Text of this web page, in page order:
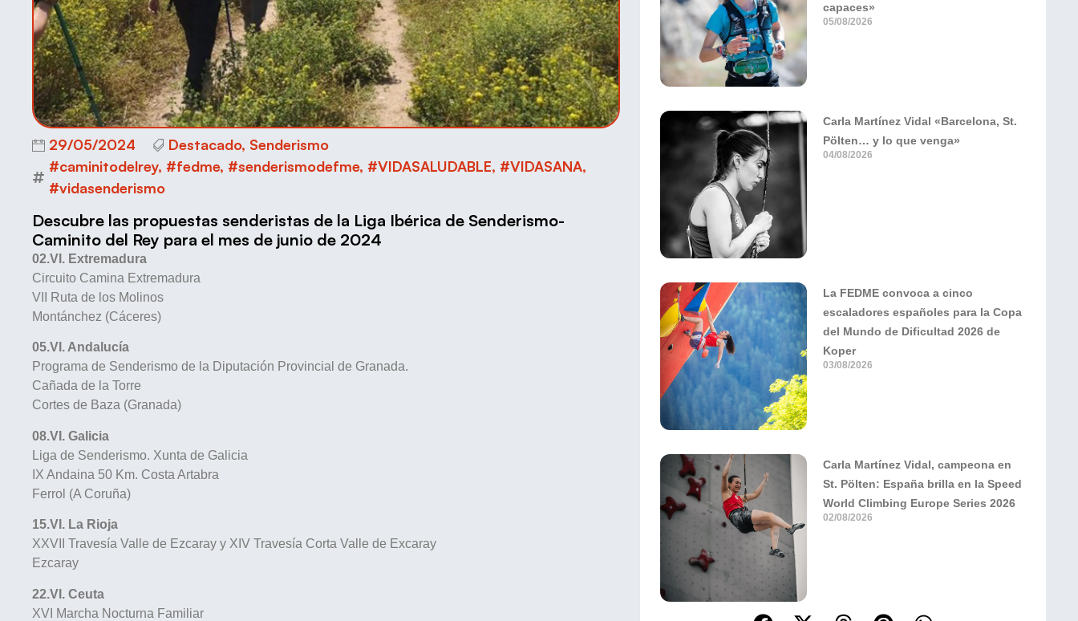
29/05/2024 Destacado, Senderismo
#caminitodelrey, #fedme, #senderismodefme, #VIDASALUDABLE, #VIDASANA,
#vidasenderismo
Descubre las propuestas senderistas de la Liga Ibérica de Senderismo-
Caminito del Rey para el mes de junio de 2024
02.VI. Extremadura
Circuito Camina Extremadura
VII Ruta de los Molinos
Montánchez (Cáceres)
05.VI. Andalucía
Programa de Senderismo de la Diputación Provincial de Granada.
Cañada de la Torre
Cortes de Baza (Granada)
08.VI. Galicia
Liga de Senderismo. Xunta de Galicia
IX Andaina 50 Km. Costa Artabra
Ferrol (A Coruña)
15.VI. La Rioja
XXVII Travesía Valle de Ezcaray y XIV Travesía Corta Valle de Excaray
Ezcaray
22.VI. Ceuta
XVI Marcha Nocturna Familiar
capaces»
05/08/2026
Carla Martínez Vidal «Barcelona, St.
Pölten… y lo que venga»
04/08/2026
La FEDME convoca a cinco
escaladores españoles para la Copa
del Mundo de Dificultad 2026 de
Koper
03/08/2026
Carla Martínez Vidal, campeona en
St. Pölten: España brilla en la Speed
World Climbing Europe Series 2026
02/08/2026